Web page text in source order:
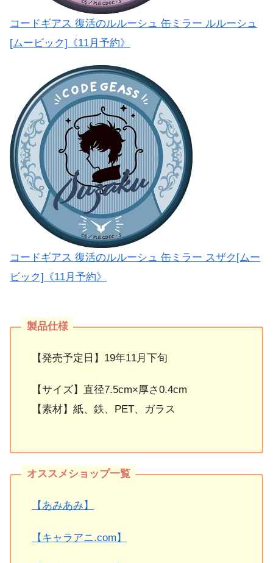
コードギアス 復活のルルーシュ 缶ミラー ルルーシュ
[ムービック]《11月予約》
コードギアス 復活のルルーシュ 缶ミラー スザク[ムー
ビック]《11月予約》
【発売予定日】19年11月下旬
【サイズ】直径7.5cm×厚さ0.4cm
【素材】紙、鉄、PET、ガラス
【あみあみ】
【キャラアニ.com】